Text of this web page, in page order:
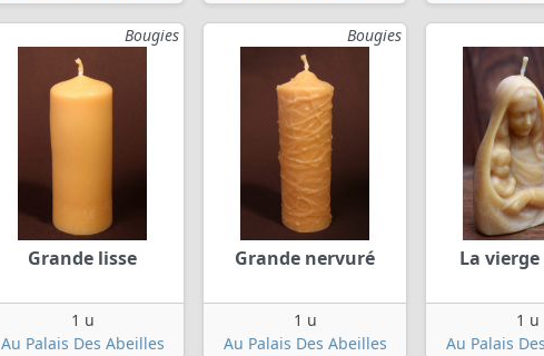
Bougies
Grande lisse
1 u
Au Palais Des Abeilles
Bougies
Grande nervuré
1 u
Au Palais Des Abeilles
La
1 u
Au Palais